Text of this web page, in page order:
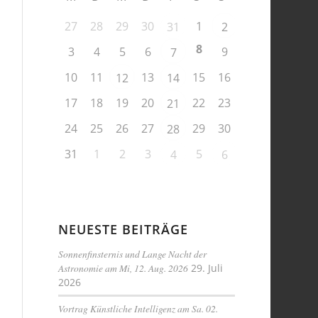
27
28 29 30 31 1
2
3
4 5 6 7 8
9
10
11 12 13 14 15
16
17
18 19 20 21 22
23
24
25 26 27 28 29
30
31
1 2 3 4 5 6
NEUESTE BEITRÄGE
Sonnenfinsternis und Lange Nacht der
Astronomie am Mi, 12. Aug. 2026 29. Juli
2026
Vortrag Künstliche Intelligenz am Sa. 02.